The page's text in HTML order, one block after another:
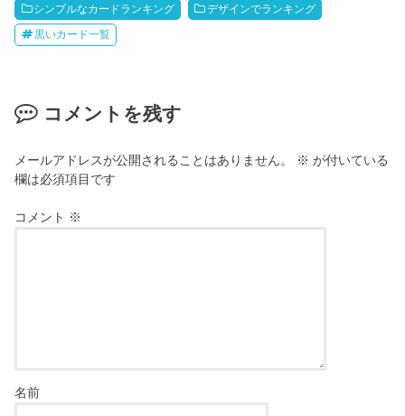
シンプルなカードランキング デザインでランキング
黒いカード一覧
コメントを残す
メールアドレスが公開されることはありません。 ※ が付いている
欄は必須項目です
コメント ※
名前